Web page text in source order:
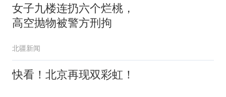
女子九楼连扔六个烂桃，
高空抛物被警方刑拘
北疆新闻
快看！北京再现双彩虹！